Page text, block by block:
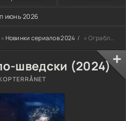
июнь 2026
» Новинки сериалов 2024 » Ограбление по-шведски (2024)
шведски (2024)